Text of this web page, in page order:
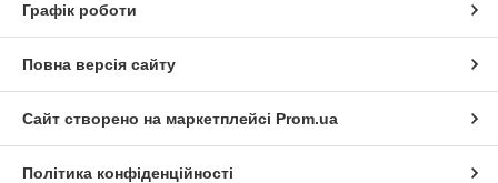
Графік роботи
Повна версія сайту
Сайт створено на маркетплейсі Prom.ua
Політика конфіденційності